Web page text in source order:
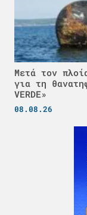
Μετά τον
για τη
VERDE»
08.08.26